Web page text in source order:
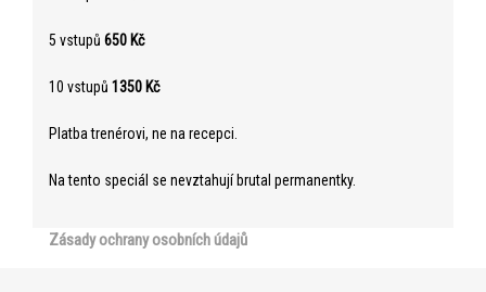
5 vstupů 650 Kč
10 vstupů 1350 Kč
Platba trenérovi, ne na recepci.
Na tento speciál se nevztahují brutal permanentky.
Zásady ochrany osobních údajů